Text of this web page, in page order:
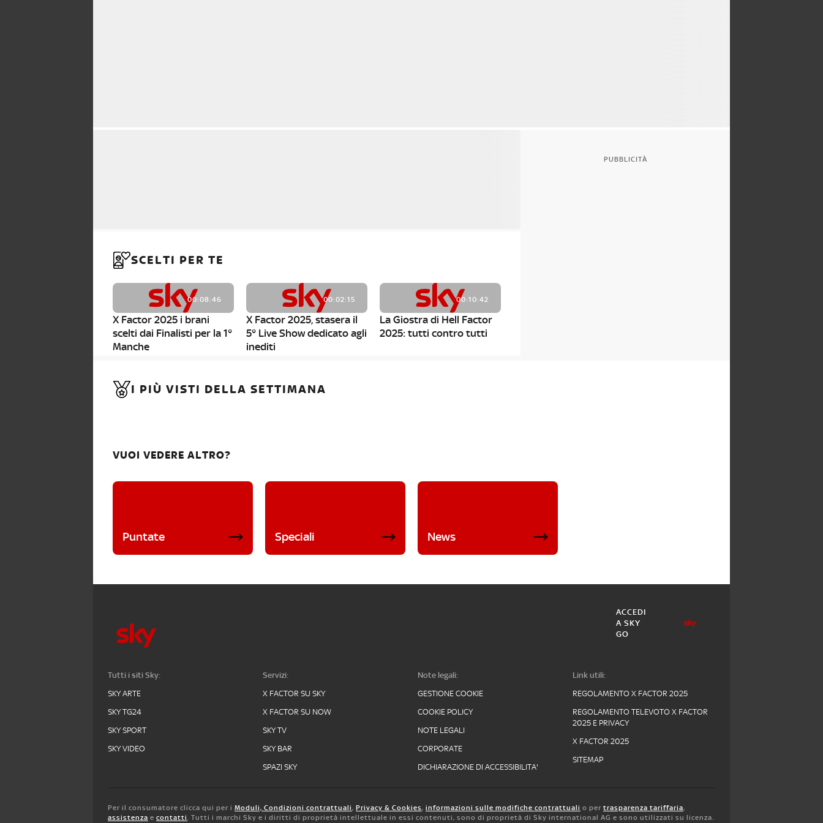
SCELTI PER TE
00:08:46
X Factor 2025 i brani
scelti dai Finalisti per la 1°
Manche
00:02:15
X Factor 2025, stasera il
5° Live Show dedicato agli
inediti
00:10:42
La Giostra di Hell Factor
2025: tutti contro tutti
PUBBLICITÀ
I PIÙ VISTI DELLA SETTIMANA
VUOI VEDERE ALTRO?
Puntate Speciali News
ACCEDI
A SKY
GO
Tutti i siti Sky:
SKY ARTE
SKY TG24
SKY SPORT
SKY VIDEO
Servizi:
X FACTOR SU SKY
X FACTOR SU NOW
SKY TV
SKY BAR
SPAZI SKY
Note legali:
GESTIONE COOKIE
COOKIE POLICY
NOTE LEGALI
CORPORATE
DICHIARAZIONE DI ACCESSIBILITA'
Link utili:
REGOLAMENTO X FACTOR 2025
REGOLAMENTO TELEVOTO X FACTOR
2025 E PRIVACY
X FACTOR 2025
SITEMAP
Per il consumatore clicca qui per i Moduli, Condizioni contrattuali, Privacy & Cookies, informazioni sulle modifiche contrattuali o per trasparenza tariffaria,
assistenza e contatti. Tutti i marchi Sky e i diritti di proprietà intellettuale in essi contenuti, sono di proprietà di Sky international AG e sono utilizzati su licenza.